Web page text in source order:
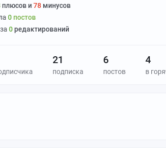
плюсов и78 минусов
0 постов
0редактирований
21
подписка
6
постов
4
в